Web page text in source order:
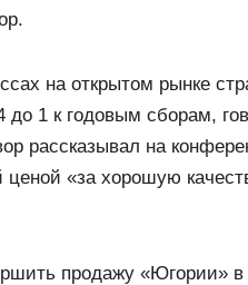
на открытом рынке
1 к годовым сборам,
рассказывал на
ценой «за хорошую
продажу «Югории» в